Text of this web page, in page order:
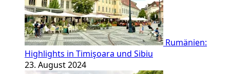
Rumänien:
Highlights in Timişoara und Sibiu
23. August 2024